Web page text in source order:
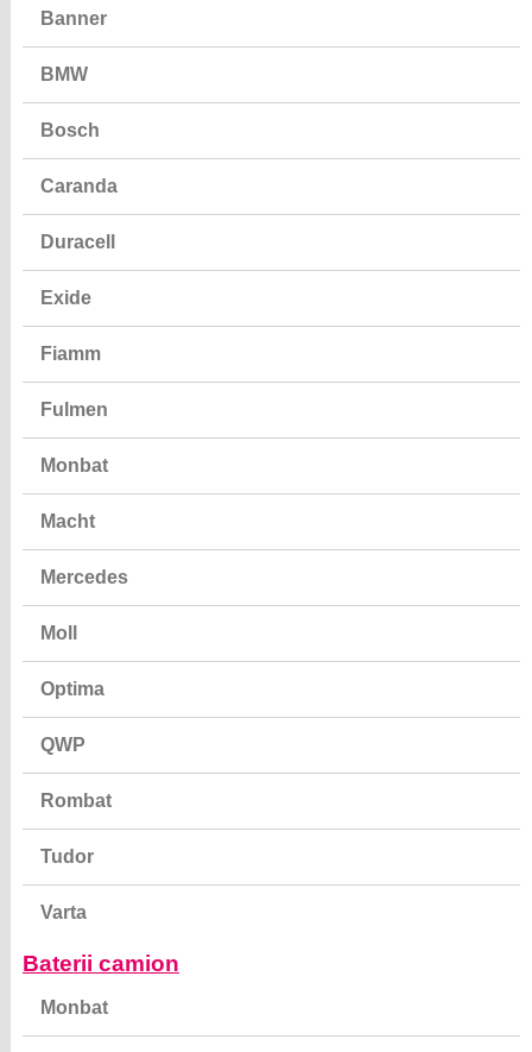
Banner
BMW
Bosch
Caranda
Duracell
Exide
Fiamm
Fulmen
Monbat
Macht
Mercedes
Moll
Optima
QWP
Rombat
Tudor
Varta
Baterii camion
Monbat